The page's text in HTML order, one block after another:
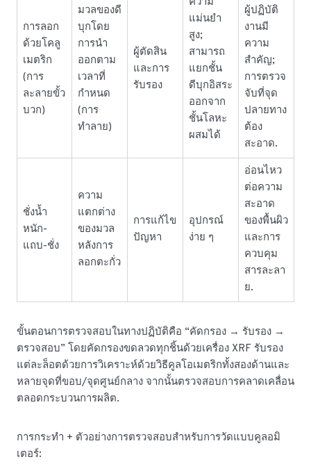
การลอก
ด้วยโคลู
เมตริก
(การ
ละลายขั้ว
บวก)
มวลของดี
บุกโดย
การนำ
ออกตาม
เวลาที่
กำหนด
(การ
ทำลาย)
ผู้ตัดสิน
และการ
รับรอง
แม่นยำ
สูง;
สามารถ
แยกชั้น
ดีบุกอิสระ
ออกจาก
ชั้นโลหะ
ผสมได้
ผู้ปฏิบัติ
งานมี
ความ
สำคัญ;
การตรวจ
จับที่จุด
ปลายทาง
ต้อง
สะอาด.
ชั่งน้ำ
หนัก-
แถบ-ชั่ง
ความ
แตกต่าง
ของมวล
หลังการ
ลอกตะกั่ว
การแก้ไข
ปัญหา
อุปกรณ์
ง่าย ๆ
อ่อนไหว
ต่อความ
สะอาด
ของพื้นผิว
และการ
ควบคุม
สารละลา
ย.
ขั้นตอนการตรวจสอบในทางปฏิบัติคือ “คัดกรอง → รับรอง →
ตรวจสอบ” โดยคัดกรองขดลวดทุกชิ้นด้วยเครื่อง XRF รับรอง
แต่ละล็อตด้วยการวิเคราะห์ด้วยวิธีคูลโอเมตริกทั้งสองด้านและ
หลายจุดที่ขอบ/จุดศูนย์กลาง จากนั้นตรวจสอบการคลาดเคลื่อน
ตลอดกระบวนการผลิต.
การกระทำ + ตัวอย่างการตรวจสอบสำหรับการวัดแบบคูลอมิ
เตอร์: